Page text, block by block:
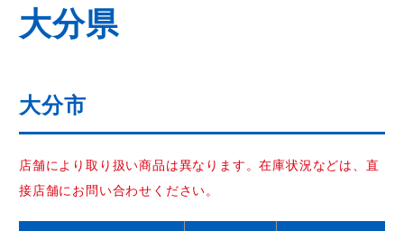
大分県
大分市
店舗により取り扱い商品は異なります。在庫状況などは、直
接店舗にお問い合わせください。